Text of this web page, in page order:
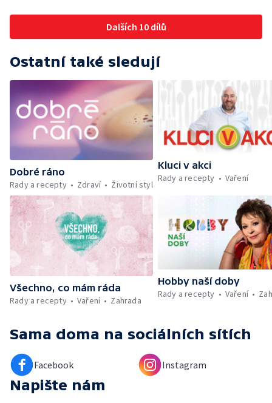
Zooterapie - praktické využití - Linda
Tinková — Pražské jaro - Klára Boudalová,
Marko Ivanović
Dalších 10 dílů
Ostatní také sledují
Dobré ráno
Rady a recepty
Zdraví Životní styl
Kluci v akci
Rady a recepty
Vaření
Všechno, co mám ráda
Rady a recepty
Vaření Zahrada
Hobby naší doby
Rady a recepty
Vaření
Sama doma na sociálních sítích
Facebook Instagram
Napište nám